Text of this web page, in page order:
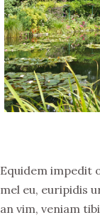
Equidem impedit
mel eu, euripidis
an vim, veniam